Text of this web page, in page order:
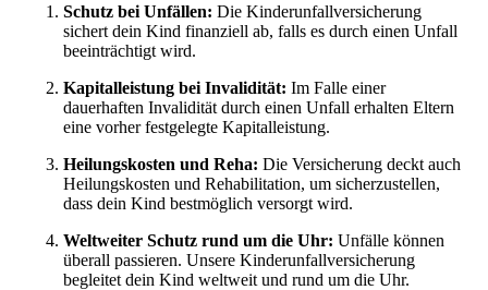
Schutz bei Unfällen: Die Kinderunfallversicherung
sichert dein Kind finanziell ab, falls es durch einen Unfall
beeinträchtigt wird.
Kapitalleistung bei Invalidität: Im Falle einer
dauerhaften Invalidität durch einen Unfall erhalten Eltern
eine vorher festgelegte Kapitalleistung.
Heilungskosten und Reha: Die Versicherung deckt auch
Heilungskosten und Rehabilitation, um sicherzustellen,
dass dein Kind bestmöglich versorgt wird.
Weltweiter Schutz rund um die Uhr: Unfälle können
überall passieren. Unsere Kinderunfallversicherung
begleitet dein Kind weltweit und rund um die Uhr.